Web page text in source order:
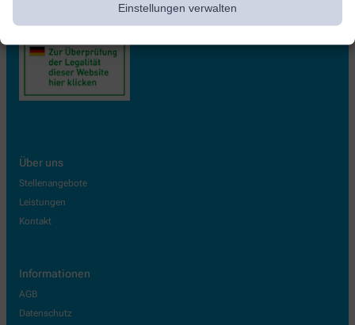
Einstellungen verwalten
Über uns
Stellenangebote
Leistungen
Kontakt
Informationen
AGB
Datenschutz